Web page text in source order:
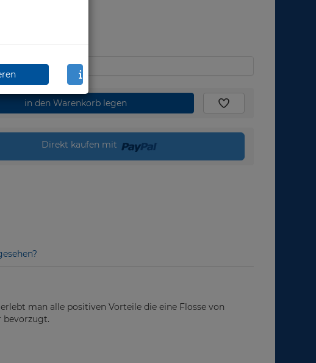
in den Warenkorb legen
Direkt kaufen mit
man alle positiven Vorteile die eine Flosse von
bevorzugt.